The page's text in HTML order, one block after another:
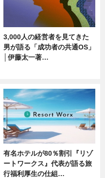
3,000人の経営者を見てきた
男が語る「成功者の共通OS」
│伊藤太一著…
有名ホテルが80％割引『リゾ
ートワークス』代表が語る旅
行福利厚生の仕組…